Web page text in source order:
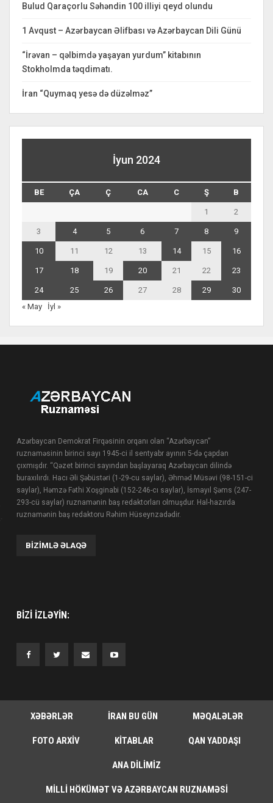
Bulud Qaraçorlu Səhəndin 100 illiyi qeyd olundu
1 Avqust – Azərbaycan Əlifbası və Azərbaycan Dili Günü
“İrəvan – qəlbimdə yaşayan yurdum” kitabının
Stokholmda təqdimatı.
İran “Quymaq yesə də düzəlməz”
İyun 2024
BE ÇA Ç CA C Ş B
1 2
3 4 5 6 7 8 9
10 11 12 13 14 15 16
17 18 19 20 21 22 23
24 25 26 27 28 29
30
« May
İyl »
Azərbaycan Demokrat Firqəsinin orqanı olan “Azərbaycan”
ruznaməsinin birinci sayı 1945-ci il sentyabr ayının 5-də çapdan
çıxmışdır. “Qəzet birinci sayından başlayaraq Azərbaycan dilində
buraxılırdı. Hacı Əli Şəbüstəri (1-29-cu saylar), Əhməd Müsəvi (98-151-ci
saylar), Həmzə Fəthi Xoşginabi (152-246-cı saylar), İsmayıl Şəms (247-
293-cü saylar) ruznamənin baş redaktorları olmuşdur. Hal-hazırda
ruznamənin baş redaktoru Rəhim Hüseynzadədir.
BIZIMLƏ ƏLAQƏ
BIZI IZLƏYIN:
XƏBƏRLƏR İRAN BU GÜN MƏQALƏLƏR
FOTO ARXIV KITABLAR QAN YADDAŞI
ANA DILIMIZ
MILLI HÖKÜMƏT VƏ AZƏRBAYCAN RUZNAMƏSI